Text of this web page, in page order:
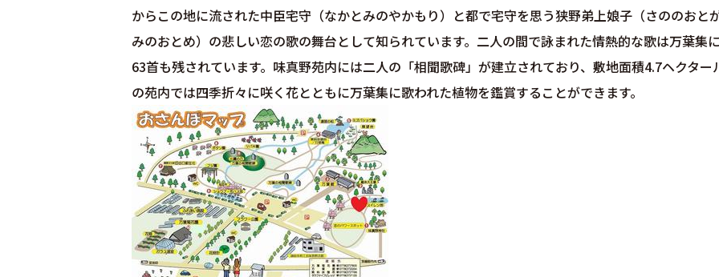
からこの地に流された中臣宅守（なかとみのやかもり）と都で宅守を思う狭野弟上娘子（さののおと
みのおとめ）の悲しい恋の歌の舞台として知られています。二人の間で詠まれた情熱的な歌は万葉集
63首も残されています。味真野苑内には二人の「相聞歌碑」が建立されており、敷地面積4.7ヘクター
の苑内では四季折々に咲く花とともに万葉集に歌われた植物を鑑賞することができます。